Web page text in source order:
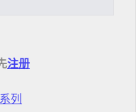
注册
列